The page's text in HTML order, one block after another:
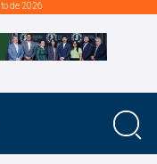
de 2026